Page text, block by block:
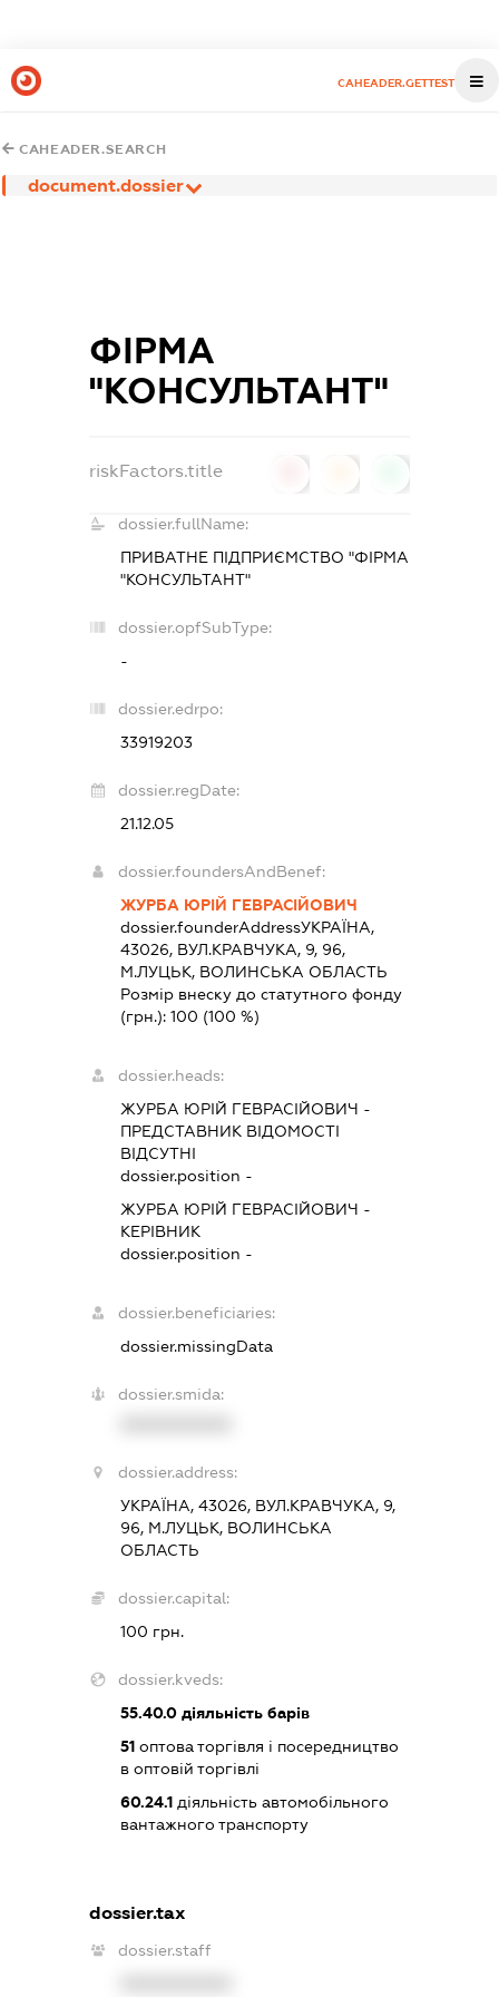
CAHEADER.GETTEST
CAHEADER.SEARCH
document.dossier
ФІРМА
"КОНСУЛЬТАНТ"
riskFactors.title
dossier.fullName:
ПРИВАТНЕ ПІДПРИЄМСТВО "ФІРМА
"КОНСУЛЬТАНТ"
dossier.opfSubType:
-
dossier.edrpo:
33919203
dossier.regDate:
21.12.05
dossier.foundersAndBenef:
ЖУРБА ЮРІЙ ГЕВРАСІЙОВИЧ
dossier.founderAddressУКРАЇНА,
43026, ВУЛ.КРАВЧУКА, 9, 96,
М.ЛУЦЬК, ВОЛИНСЬКА ОБЛАСТЬ
Розмір внеску до статутного фонду
(грн.): 100 (100 %)
dossier.heads:
ЖУРБА ЮРІЙ ГЕВРАСІЙОВИЧ -
ПРЕДСТАВНИК ВІДОМОСТІ
ВІДСУТНІ
dossier.position -
ЖУРБА ЮРІЙ ГЕВРАСІЙОВИЧ -
КЕРІВНИК
dossier.position -
dossier.beneficiaries:
dossier.missingData
dossier.smida:
dossier.address:
УКРАЇНА, 43026, ВУЛ.КРАВЧУКА, 9,
96, М.ЛУЦЬК, ВОЛИНСЬКА
ОБЛАСТЬ
dossier.capital:
100 грн.
dossier.kveds:
55.40.0діяльність барів
51оптова торгівля і посередництво
в оптовій торгівлі
60.24.1діяльність автомобільного
вантажного транспорту
dossier.tax
dossier.staff